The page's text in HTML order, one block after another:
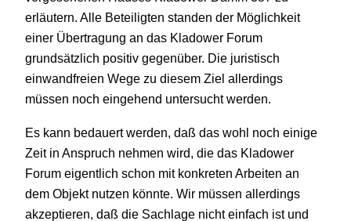
erläutern. Alle Beteiligten standen der Möglichkeit
einer Übertragung an das Kladower Forum
grundsätzlich positiv gegenüber. Die juristisch
einwandfreien Wege zu diesem Ziel allerdings
müssen noch eingehend untersucht werden.
Es kann bedauert werden, daß das wohl noch einige
Zeit in Anspruch nehmen wird, die das Kladower
Forum eigentlich schon mit konkreten Arbeiten an
dem Objekt nutzen könnte. Wir müssen allerdings
akzeptieren, daß die Sachlage nicht einfach ist und